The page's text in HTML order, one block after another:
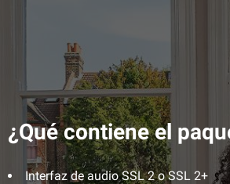
¿Qué contiene el
Interfaz de audio SSL 2 o SSL 2+